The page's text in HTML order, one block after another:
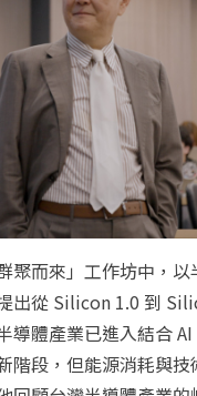
聚而來」工作坊中，以
出從 Silicon 1.0 到
導體產業已進入結合
階段，但能源消耗與